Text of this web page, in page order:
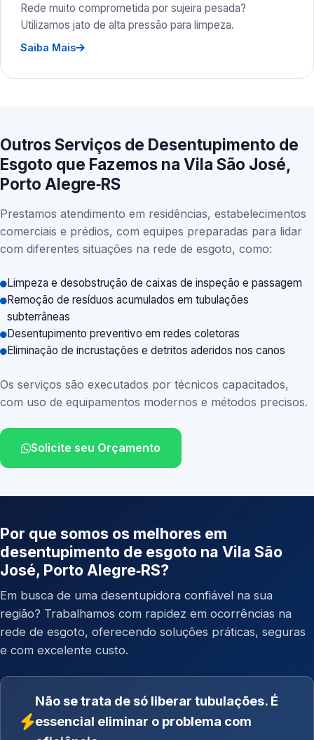
Rede muito comprometida por sujeira pesada?
Utilizamos jato de alta pressão para limpeza.
Saiba Mais
Outros Serviços de Desentupimento de
Esgoto que Fazemos na Vila São José,
Porto Alegre‑RS
Prestamos atendimento em residências, estabelecimentos
comerciais e prédios, com equipes preparadas para lidar
com diferentes situações na rede de esgoto, como:
Limpeza e desobstrução de caixas de inspeção e passagem
Remoção de resíduos acumulados em tubulações
subterrâneas
Desentupimento preventivo em redes coletoras
Eliminação de incrustações e detritos aderidos nos canos
Os serviços são executados por técnicos capacitados,
com uso de equipamentos modernos e métodos precisos.
Solicite seu Orçamento
Por que somos os melhores em
desentupimento de esgoto na Vila São
José, Porto Alegre‑RS?
Em busca de uma desentupidora confiável na sua
região? Trabalhamos com rapidez em ocorrências na
rede de esgoto, oferecendo soluções práticas, seguras
e com excelente custo.
Não se trata de só liberar tubulações. É
essencial eliminar o problema com